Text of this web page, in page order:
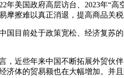
年美国政府高层访台、2023年“
擦难以真正消退，提高商品关
国目前处于政策宽松、经济复苏
，近些年来中国不断拓展外贸伙
体的贸易额也在大幅增加。并